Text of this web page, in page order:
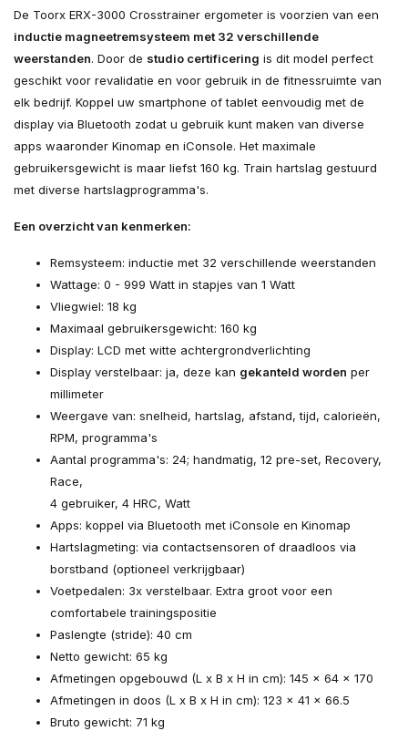
De Toorx ERX-3000 Crosstrainer ergometer is voorzien van een
inductie magneetremsysteem met 32 verschillende
weerstanden. Door de studio certificering is dit model perfect
geschikt voor revalidatie en voor gebruik in de fitnessruimte van
elk bedrijf. Koppel uw smartphone of tablet eenvoudig met de
display via Bluetooth zodat u gebruik kunt maken van diverse
apps waaronder Kinomap en iConsole. Het maximale
gebruikersgewicht is maar liefst 160 kg. Train hartslag gestuurd
met diverse hartslagprogramma's.
Een overzicht van kenmerken:
Remsysteem: inductie met 32 verschillende weerstanden
Wattage: 0 - 999 Watt in stapjes van 1 Watt
Vliegwiel: 18 kg
Maximaal gebruikersgewicht: 160 kg
Display: LCD met witte achtergrondverlichting
Display verstelbaar: ja, deze kan gekanteld worden per
millimeter
Weergave van: snelheid, hartslag, afstand, tijd, calorieën,
RPM, programma's
Aantal programma's: 24; handmatig, 12 pre-set, Recovery,
Race,
4 gebruiker, 4 HRC, Watt
Apps: koppel via Bluetooth met iConsole en Kinomap
Hartslagmeting: via contactsensoren of draadloos via
borstband (optioneel verkrijgbaar)
Voetpedalen: 3x verstelbaar. Extra groot voor een
comfortabele trainingspositie
Paslengte (stride): 40 cm
Netto gewicht: 65 kg
Afmetingen opgebouwd (L x B x H in cm): 145 x 64 x 170
Afmetingen in doos (L x B x H in cm): 123 x 41 x 66.5
Bruto gewicht: 71 kg